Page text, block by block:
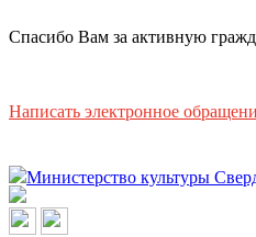
Спасибо Вам за активную
Написать электронное
Министерство культуры